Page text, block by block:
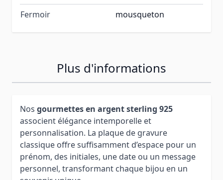
Fermoir
mousqueton
Plus d'informations
Nos gourmettes en argent sterling 925
associent élégance intemporelle et
personnalisation. La plaque de gravure
classique offre suffisamment d’espace pour un
prénom, des initiales, une date ou un message
personnel, transformant chaque bijou en un